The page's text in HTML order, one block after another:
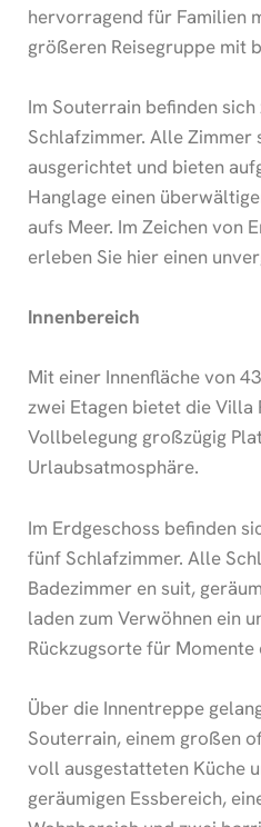
hervorragend für Familien
größeren Reisegruppe mit
Im Souterrain befinden
Schlafzimmer. Alle Zimmer
ausgerichtet und bieten
Hanglage einen
aufs Meer. Im Zeichen von
erleben Sie hier einen
Innenbereich
Mit einer Innenfläche von
zwei Etagen bietet die Villa
Vollbelegung großzügig
Urlaubsatmosphäre.
Im Erdgeschoss befinden
fünf Schlafzimmer. Alle
Badezimmer en suit,
laden zum Verwöhnen ein
Rückzugsorte für Momente
Über die Innentreppe
Souterrain, einem großen
voll ausgestatteten Küche
geräumigen Essbereich,